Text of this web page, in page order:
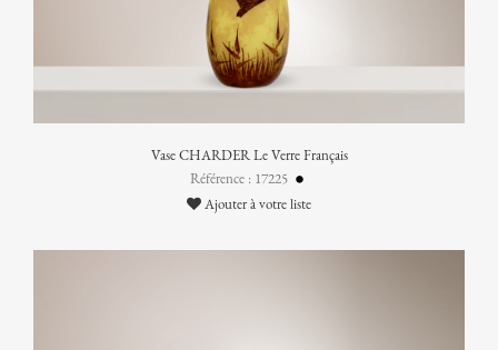
Vase CHARDER Le Verre Français
Référence : 17225
Ajouter à votre liste